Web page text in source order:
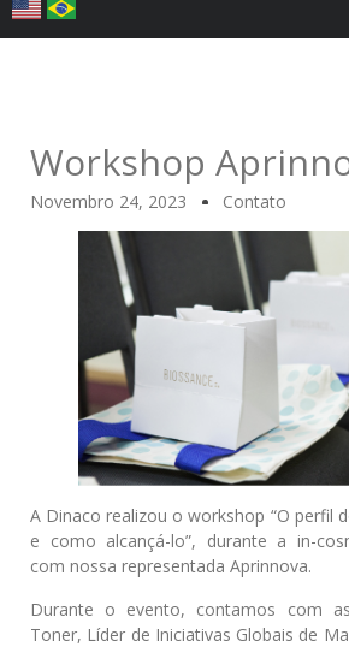
Workshop
Novembro 24, 2023 Contato
A Dinaco realizou o workshop “O perfil
e como alcançá-lo”, durante a in-
com nossa representada Aprinnova.
Durante o evento, contamos com
Toner, Líder de Iniciativas Globais de